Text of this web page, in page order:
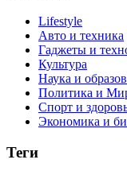
Lifestyle
Авто и техника
Гаджеты и
Культура
Наука и
Политика и
Спорт и
Экономика и
Теги